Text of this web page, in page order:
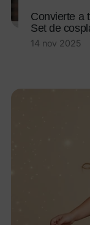
Convierte a
Set de
14 nov 2025